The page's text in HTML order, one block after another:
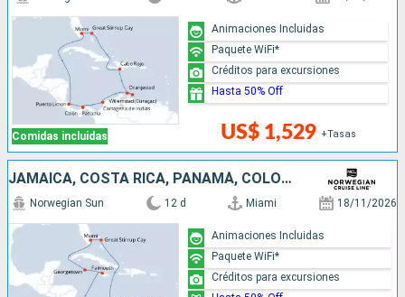
Comidas incluidas US$ 1,529 +Tasas
Animaciones Incluidas
Paquete WiFi*
Créditos para excursiones
Hasta 50% Off
JAMAICA, COSTA RICA, PANAMÁ, COLOMBIA, BAHAMAS, ESTADOS UNIDOS, ISLAS CAIMÁN
Norwegian Sun 12 d Miami 18/11/2026
Animaciones Incluidas
Paquete WiFi*
Créditos para excursiones